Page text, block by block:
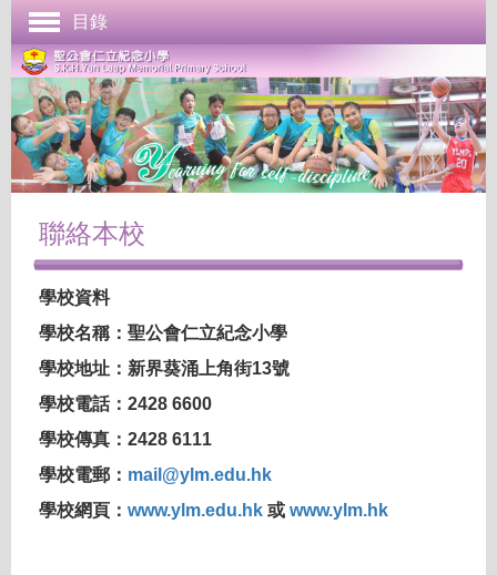
首頁
學校簡介
管理與組織
課程發展
成長支援
學生表現
學校刊物
聯絡本校
目錄
聯絡本校
學校資料
學校名稱：聖公會仁立紀念小學
學校地址：新界葵涌上角街13號
學校電話：2428 6600
學校傳真：2428 6111
學校電郵： mail@ylm.edu.hk
學校網頁： www.ylm.edu.hk 或 www.ylm.hk